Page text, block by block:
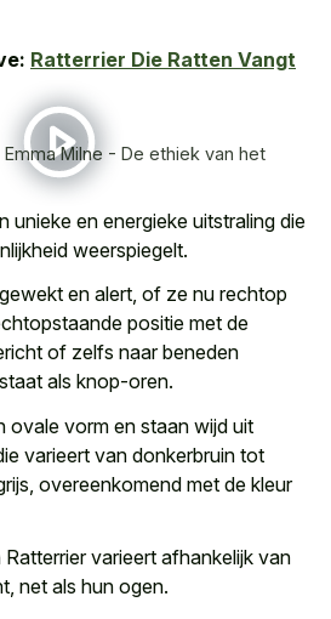
Ratterrier Die Ratten Vangt
Emma Milne - De ethiek van het
unieke en energieke uitstraling die
weerspiegelt.
en alert, of ze nu rechtop
positie met de
of zelfs naar beneden
als knop-oren.
ovale vorm en staan wijd uit
varieert van donkerbruin tot
overeenkomend met de kleur
varieert afhankelijk van
net als hun ogen.